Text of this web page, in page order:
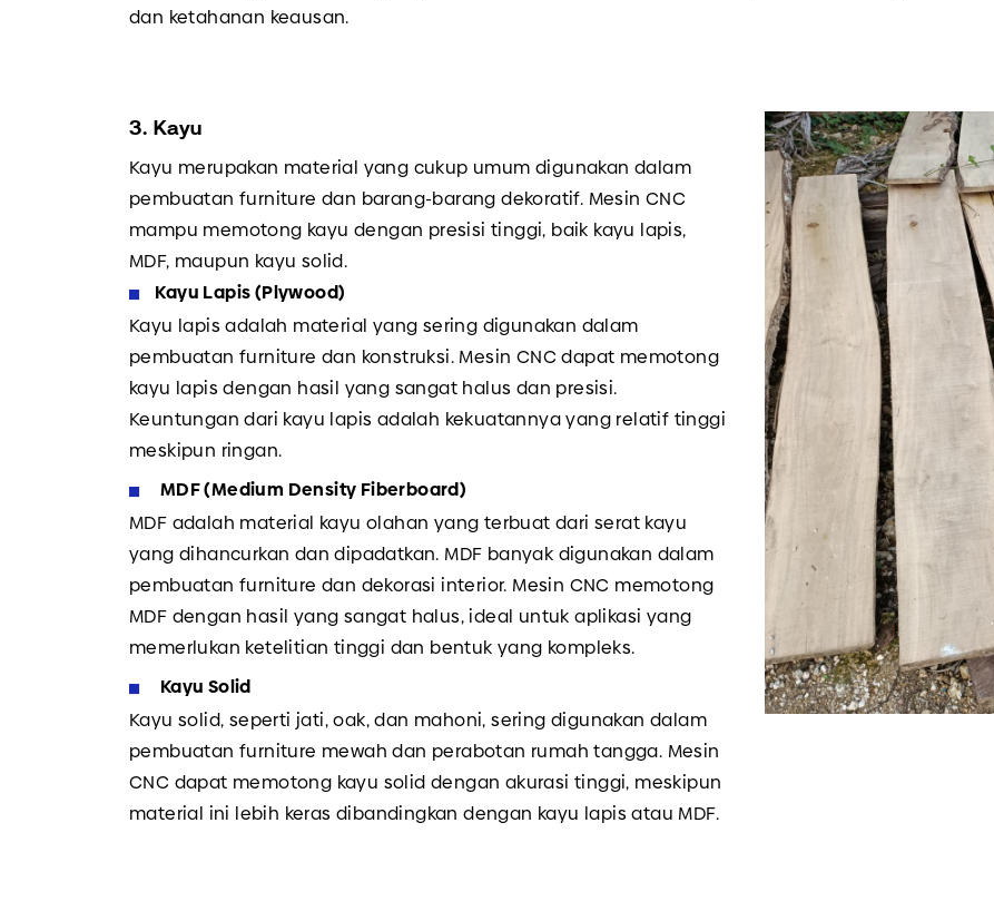
dan ketahanan keausan.
3. Kayu
Kayu merupakan material yang cukup umum digunakan dalam
pembuatan furniture dan barang-barang dekoratif. Mesin CNC
mampu memotong kayu dengan presisi tinggi, baik kayu lapis,
MDF, maupun kayu solid.
Kayu Lapis (Plywood)
Kayu lapis adalah material yang sering digunakan dalam
pembuatan furniture dan konstruksi. Mesin CNC dapat memotong
kayu lapis dengan hasil yang sangat halus dan presisi.
Keuntungan dari kayu lapis adalah kekuatannya yang relatif tinggi
meskipun ringan.
MDF (Medium Density Fiberboard)
MDF adalah material kayu olahan yang terbuat dari serat kayu
yang dihancurkan dan dipadatkan. MDF banyak digunakan dalam
pembuatan furniture dan dekorasi interior. Mesin CNC memotong
MDF dengan hasil yang sangat halus, ideal untuk aplikasi yang
memerlukan ketelitian tinggi dan bentuk yang kompleks.
Kayu Solid
Kayu solid, seperti jati, oak, dan mahoni, sering digunakan dalam
pembuatan furniture mewah dan perabotan rumah tangga. Mesin
CNC dapat memotong kayu solid dengan akurasi tinggi, meskipun
material ini lebih keras dibandingkan dengan kayu lapis atau MDF.